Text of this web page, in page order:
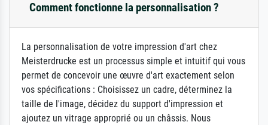
Comment fonctionne la personnalisation ?
La personnalisation de votre impression d'art chez
Meisterdrucke est un processus simple et intuitif qui vous
permet de concevoir une œuvre d'art exactement selon
vos spécifications : Choisissez un cadre, déterminez la
taille de l'image, décidez du support d'impression et
ajoutez un vitrage approprié ou un châssis. Nous